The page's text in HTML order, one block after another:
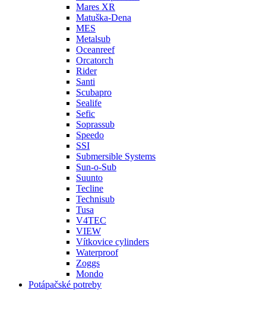
Mares XR
Matuška-Dena
MES
Metalsub
Oceanreef
Orcatorch
Rider
Santi
Scubapro
Sealife
Sefic
Soprassub
Speedo
SSI
Submersible Systems
Sun-o-Sub
Suunto
Tecline
Technisub
Tusa
V4TEC
VIEW
Vítkovice cylinders
Waterproof
Zoggs
Mondo
Potápačské potreby